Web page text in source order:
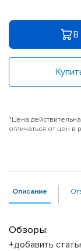
В
*Цена
отличаться от цен в
Описание
Обзоры:
+добавить